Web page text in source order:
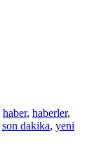
haber, haberler,
son dakika, yeni